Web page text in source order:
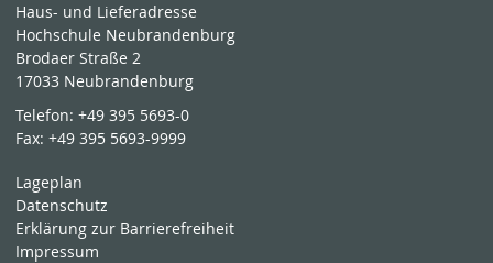
Haus- und Lieferadresse
Hochschule Neubrandenburg
Brodaer Straße 2
17033 Neubrandenburg
Telefon:+49 395 5693-0
Fax:+49 395 5693-9999
Lageplan
Datenschutz
Erklärung zur Barrierefreiheit
Impressum